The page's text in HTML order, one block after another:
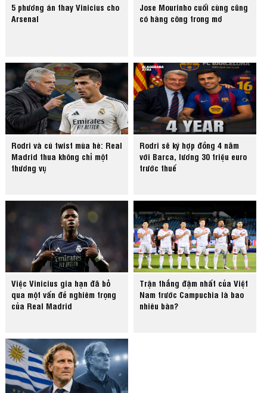
5 phương án thay Vinicius cho
Arsenal
Jose Mourinho cuối cùng cũng
có hàng công trong mơ
Rodri và cú twist mùa hè: Real
Madrid thua không chỉ một
thương vụ
Rodri sẽ ký hợp đồng 4 năm
với Barca, lương 30 triệu euro
trước thuế
Việc Vinicius gia hạn đã bỏ
qua một vấn đề nghiêm trọng
của Real Madrid
Trận thắng đậm nhất của Việt
Nam trước Campuchia là bao
nhiêu bàn?